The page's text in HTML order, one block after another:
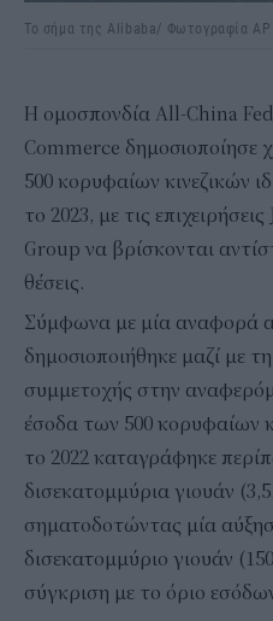
Το σήμα της Alibaba/ Φωτογραφία AP
H ομοσπονδία All-China
Commerce δημοσιοποίησε
500 κορυφαίων κινεζικών
το 2023, με τις
Group να βρίσκονται
θέσεις.
Σύμφωνα με μία αναφορά
δημοσιοποιήθηκε μαζί με
συμμετοχής στην
έσοδα των 500 κορυφαίων
το 2022 καταγράφηκε
δισεκατομμύρια γιουάν
σηματοδοτώντας μία
δισεκατομμύριο γιουάν
σύγκριση με το όριο